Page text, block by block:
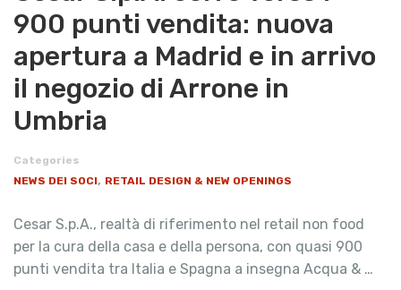
900 punti vendita: nuova
apertura a Madrid e in arrivo
il negozio di Arrone in
Umbria
Categories
NEWS DEI SOCI, RETAIL DESIGN & NEW OPENINGS
Cesar S.p.A., realtà di riferimento nel retail non food
per la cura della casa e della persona, con quasi 900
punti vendita tra Italia e Spagna a insegna Acqua & …